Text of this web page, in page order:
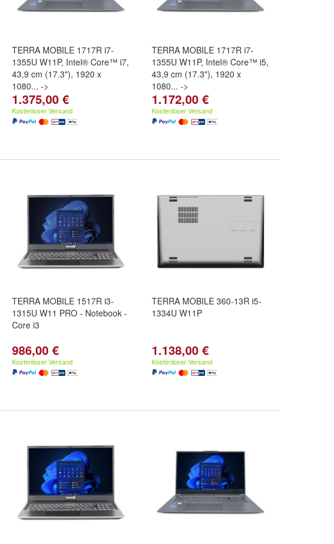
TERRA MOBILE 1717R i7-
1355U W11P, Intel® Core™ i7,
43,9 cm (17.3"), 1920 x
1080... ->
1.375,00 €
Kostenloser Versand
TERRA MOBILE 1717R i7-
1355U W11P, Intel® Core™ i5,
43,9 cm (17.3"), 1920 x
1080... ->
1.172,00 €
Kostenloser Versand
TERRA MOBILE 1517R i3-
1315U W11 PRO - Notebook -
Core i3
986,00 €
Kostenloser Versand
TERRA MOBILE 360-13R i5-
1334U W11P
1.138,00 €
Kostenloser Versand